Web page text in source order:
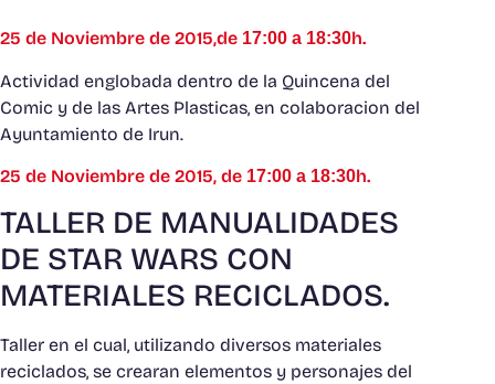
25 de Noviembre de 2015,de 17:00 a 18:30h.
Actividad englobada dentro de la Quincena del
Comic y de las Artes Plasticas, en colaboracion del
Ayuntamiento de Irun.
25 de Noviembre de 2015, de 17:00 a 18:30h.
TALLER DE MANUALIDADES
DE STAR WARS CON
MATERIALES RECICLADOS.
Taller en el cual, utilizando diversos materiales
reciclados, se crearan elementos y personajes del